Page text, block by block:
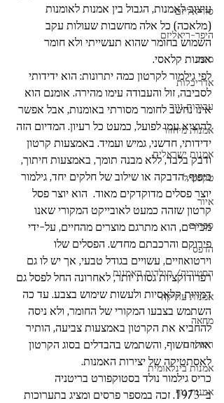
סוריאליזם
היפר-ריאליזם
מיצב
אדריכלות
עבודות נייר
אמנות מיחזור
אמנות ישראלית
טקסטיל
איור
ספרים
הדפס
הסטוריה/ תולדות האמנות
אמנות עתיקה
מחאה
ריאליזם
אמנות בינלאומית
אמנות גוף
עיצוב לאמנות, הגבול בין אמנות לאומנות
(מלאכה) כל אלה מחשבות שעולות עקב
השמוש בחומר שהוא תעשייתי ולא חומר
אמנות קלאסי.
לפי גילמור לקרטון כמה יתרונות: הוא ידידותי
לסביבה, זול והעבודה עימו מהירה. אומנם הוא
אינו נחשב לחומר מסורתי באומנות, אבל אפשר
להוציא עמו לפועל, כמעט כל רעיון. המדיום הזה
ידידותי, חדשני, גמיש ועמיד. באמצעות קרטון
ודבק בלבד, ללא מבנה תומך, באמצעות חיתוך,
כיפוף, הדבקה או שילוב של חלקים יחד, גילמור
יוצר פסלים מדוקדקים מאוד.  הוא יוצר פסל
קרטון שזהה כמעט לאובייקט המקורי שאנו
מכירים, הוא מתרגם מוצרים מהחיים, על-ידי
פירוקם והרכבתם מחדש. הפסלים שלו
וירטואוזיים, עשויים בגודל טבעי, אך יש לו גם
רפרודוקציות גסות יותר, לאחרונה החל לפסל גם
דמויות קלאסיות ולעשות שימוש בצבע. עד כה
השתמש בצבעו המקורי של החומר, ולא ניסה
להחביא את הקרטון באמצעות צביעה, הותיר
אותו חשוף, והשתמש בהבדלים בסוג הקרטון
לאסתטיקה של יצירות האמנות.
כריס גילמור נולד בסטוקפורט בריטניה
ב-1973. זכה במספר פרסים ומציג בתערוכות